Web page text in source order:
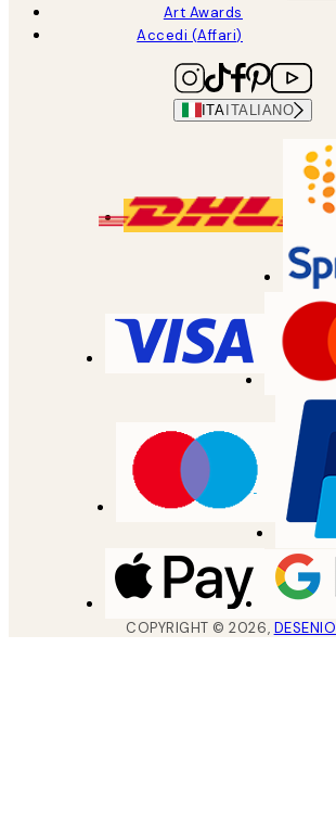
Art Awards
Accedi (Affari)
ITA ITALIANO
COPYRIGHT ©2026, DESENIO